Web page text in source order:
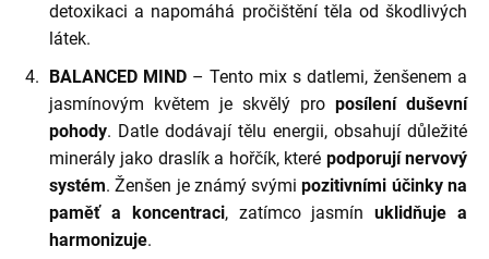
detoxikaci a napomáhá pročištění těla od škodlivých
látek.
BALANCED MIND – Tento mix s datlemi, ženšenem a
jasmínovým květem je skvělý pro posílení duševní
pohody. Datle dodávají tělu energii, obsahují důležité
minerály jako draslík a hořčík, které podporují nervový
systém. Ženšen je známý svýmipozitivními účinky na
paměť a koncentraci, zatímco jasmínuklidňuje a
harmonizuje.